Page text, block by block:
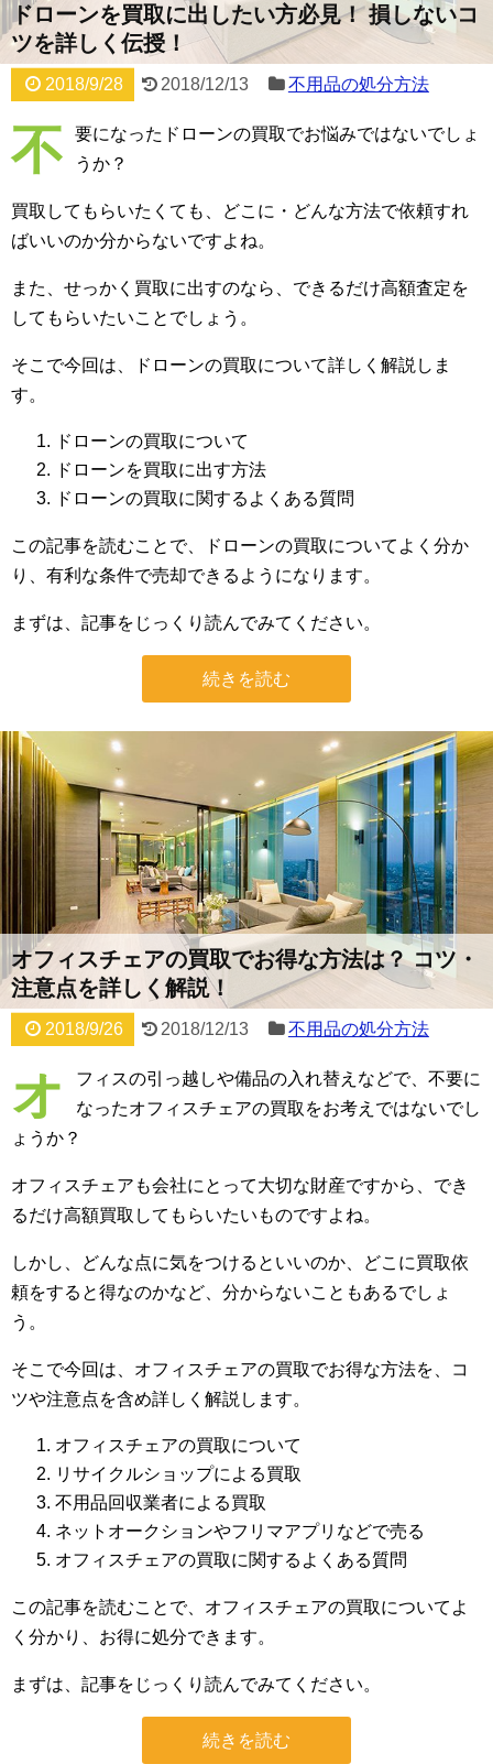
ドローンを買取に出したい方必見！ 損しないコ
ツを詳しく伝授！
2018/9/28 2018/12/13 不用品の処分方法
不
要になったドローンの買取でお悩みではないでしょ
うか？
買取してもらいたくても、どこに・どんな方法で依頼すれ
ばいいのか分からないですよね。
また、せっかく買取に出すのなら、できるだけ高額査定を
してもらいたいことでしょう。
そこで今回は、ドローンの買取について詳しく解説しま
す。
ドローンの買取について
ドローンを買取に出す方法
ドローンの買取に関するよくある質問
この記事を読むことで、ドローンの買取についてよく分か
り、有利な条件で売却できるようになります。
まずは、記事をじっくり読んでみてください。
続きを読む
オフィスチェアの買取でお得な方法は？ コツ・
注意点を詳しく解説！
2018/9/26 2018/12/13 不用品の処分方法
オ
フィスの引っ越しや備品の入れ替えなどで、不要に
なったオフィスチェアの買取をお考えではないでし
ょうか？
オフィスチェアも会社にとって大切な財産ですから、でき
るだけ高額買取してもらいたいものですよね。
しかし、どんな点に気をつけるといいのか、どこに買取依
頼をすると得なのかなど、分からないこともあるでしょ
う。
そこで今回は、オフィスチェアの買取でお得な方法を、コ
ツや注意点を含め詳しく解説します。
オフィスチェアの買取について
リサイクルショップによる買取
不用品回収業者による買取
ネットオークションやフリマアプリなどで売る
オフィスチェアの買取に関するよくある質問
この記事を読むことで、オフィスチェアの買取についてよ
く分かり、お得に処分できます。
まずは、記事をじっくり読んでみてください。
続きを読む